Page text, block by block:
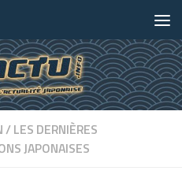
/LES DERNIÈRES
JAPONAISES